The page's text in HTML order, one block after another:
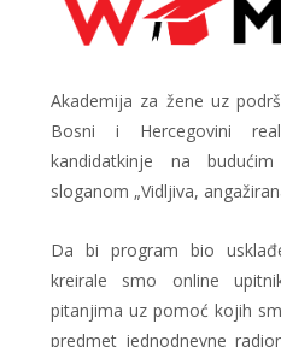
Akademija za žene uz
Bosni i Hercegovini
kandidatkinje na
sloganom „Vidljiva,
Da bi program bio
kreirale smo online
pitanjima uz pomoć kojih
predmet jednodnevne